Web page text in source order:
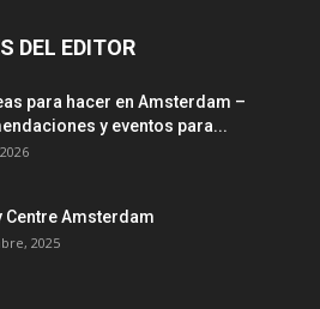
DEL EDITOR
para hacer en Amsterdam –
y eventos para...
Centre Amsterdam
2025